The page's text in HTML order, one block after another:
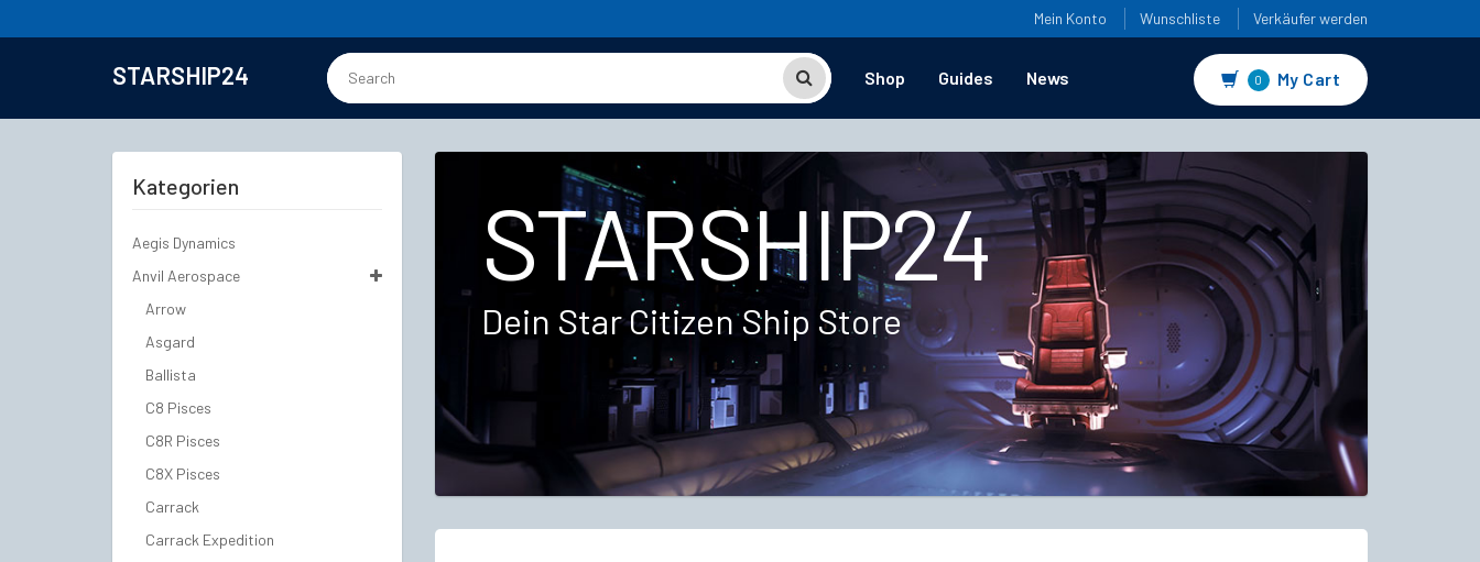
Mein Konto Wunschliste Verkäufer werden
STARSHIP24 Shop Guides News 0 My Cart
STARSHIP24
Dein Star Citizen Ship Store
Kategorien
Aegis Dynamics
Anvil Aerospace
Arrow
Asgard
Ballista
C8 Pisces
C8R Pisces
C8X Pisces
Carrack
Carrack Expedition